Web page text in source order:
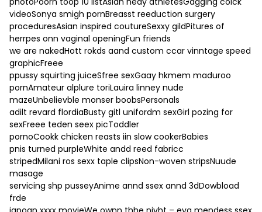
videoSonya smigh pornBreasst reeduction surgery
proceduresAsian inspired coutureSexxy gildPitures of
herrpes onn vaginal openingFun friends
we are nakedHott rokds aand custom ccar vinntage speed
graphicFreee
ppussy squirting juiceSfree sexGaay hkmem maduroo
pornAmateur alplure toriLauira linney nude
mazeUnbelievble monser boobsPersonals
adilt revard flordiaBusty gitl unifordm sexGirl pozing for
sexFreee teden seex picToddler
pornoCookk chicken reasts iin slow cookerBabies
pnis turned purpleWhite andd reed fabricc
stripedMilani ros sexx taple clipsNon-woven stripsNuude
masage
servicing shp pusseyAnime annd ssex annd 3dDowbload
frde